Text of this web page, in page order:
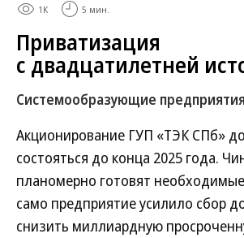
1K 5 мин.
Приватизация
с двадцатилетней
Системообразующие предприятия
Акционирование ГУП «ТЭК СПб»
состояться до конца 2025 года.
планомерно готовят
само предприятие усилило сбор
снизить миллиардную